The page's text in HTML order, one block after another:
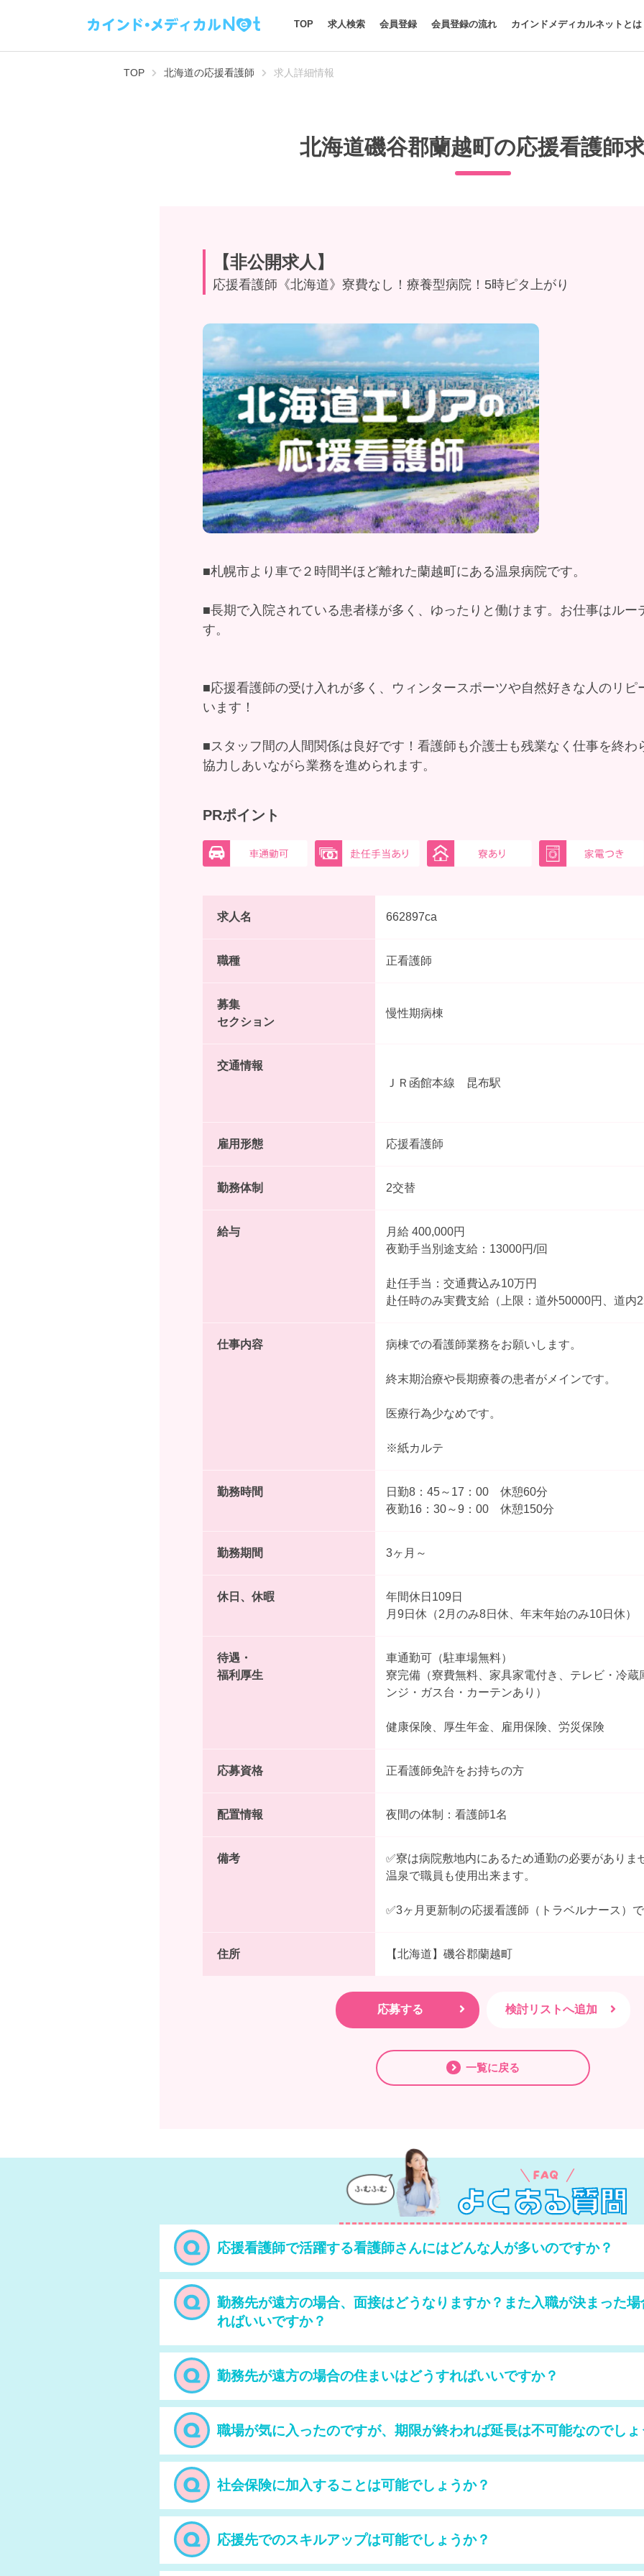
TOP 求人検索 会員登録 会員登録の流れ カインドメディカルネットとは
TOP 北海道の応援看護師 求人詳細情報
北海道磯谷郡蘭越町の応援看護師
【非公開求人】
応援看護師《北海道》寮費なし！療養型病院！5時ピタ上がり
■札幌市より車で２時間半ほど離れた蘭越町にある温泉病院です。
■長期で入院されている患者様が多く、ゆったりと働けます。お仕事はルー
す。
■応援看護師の受け入れが多く、ウィンタースポーツや自然好きな人のリピ
います！
■スタッフ間の人間関係は良好です！看護師も介護士も残業なく仕事を終わ
協力しあいながら業務を進められます。
PRポイント
求人名 662897ca
職種 正看護師
募集
セクション
慢性期病棟
交通情報
ＪＲ函館本線 昆布駅
雇用形態 応援看護師
勤務体制 2交替
給与
月給 400,000円
夜勤手当別途支給：13000円/回
赴任手当：交通費込み10万円
赴任時のみ実費支給（上限：道外50000円、道内
仕事内容 病棟での看護師業務をお願いします。
終末期治療や長期療養の患者がメインです。
医療行為少なめです。
※紙カルテ
勤務時間
日勤8：45～17：00 休憩60分
夜勤16：30～9：00 休憩150分
勤務期間 3ヶ月～
休日、休暇
年間休日109日
月9日休（2月のみ8日休、年末年始のみ10日休）
待遇・
福利厚生
車通勤可（駐車場無料）
寮完備（寮費無料、家具家電付き、テレビ・冷蔵
ンジ・ガス台・カーテンあり）
健康保険、厚生年金、雇用保険、労災保険
応募資格 正看護師免許をお持ちの方
配置情報 夜間の体制：看護師1名
備考
✅寮は病院敷地内にあるため通勤の必要がありま
温泉で職員も使用出来ます。
✅3ヶ月更新制の応援看護師（トラベルナース）
住所 【北海道】磯谷郡蘭越町
一覧に戻る
応援看護師で活躍する看護師さんにはどんな人が多いのですか？
勤務先が遠方の場合、面接はどうなりますか？また入職が決まった
ればいいですか？
勤務先が遠方の場合の住まいはどうすればいいですか？
職場が気に入ったのですが、期限が終われば延長は不可能なのでしょ
社会保険に加入することは可能でしょうか？
応援先でのスキルアップは可能でしょうか？